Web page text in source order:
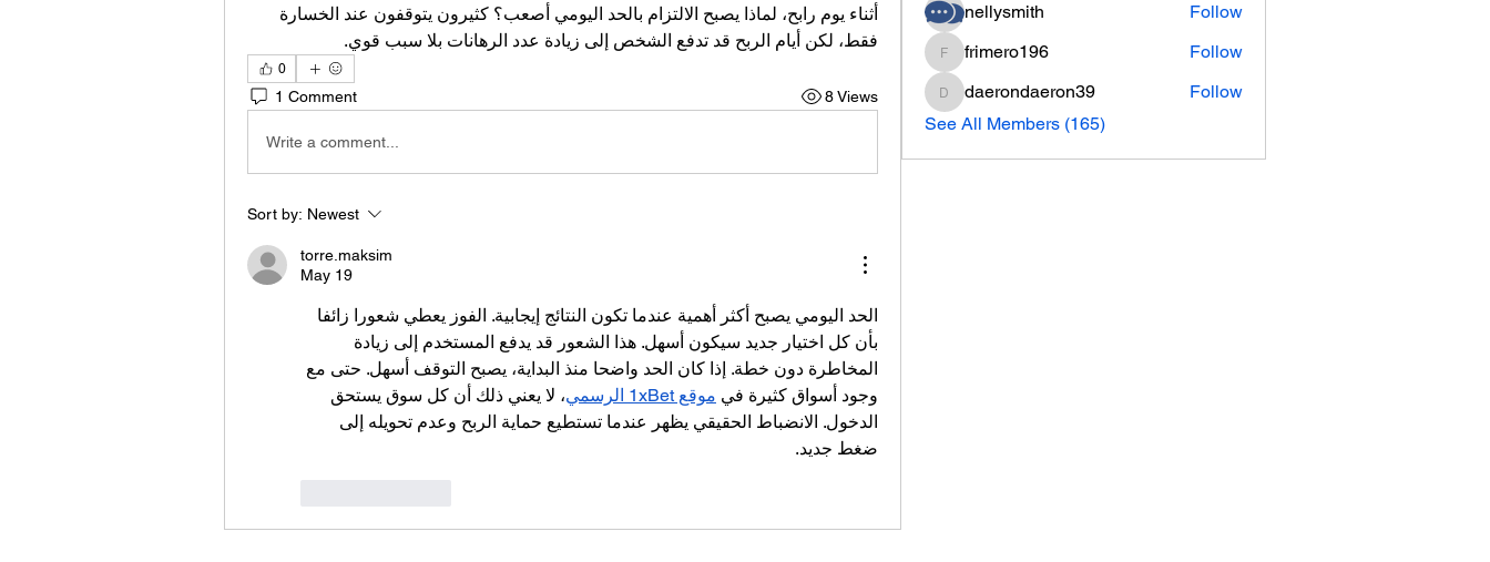
فقط، لكن أيام الربح قد تدفع الشخص إلى زيادة عدد الرهانات بلا سبب قوي.
0
1 Comment 8 Views
Write a comment...
Sort by: Newest
torre.maksim
May 19
وجود أسواق كثيرة في موقع 1xBet الرسمي
ضغط جديد.
nellysmith
Follow
frimero196
frimero196 Follow
daerondaeron39
daerondaeron39
Follow
See All Members (165)